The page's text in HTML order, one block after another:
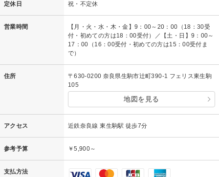
定休日 祝・不定休
営業時間
【月・火・水・木・金】9：00～20：00（18：30受
付・初めての方は18：00受付）／【土・日】9：00～
17：00（16：00受付・初めての方は15：00受付ま
で）
住所
〒630-0200 奈良県生駒市辻町390-1 フェリス東生駒
105
地図を見る
アクセス 近鉄奈良線 東生駒駅 徒歩7分
参考予算 ￥5,900～
支払方法